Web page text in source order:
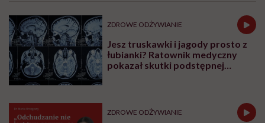
ZDROWE ODŻYWIANIE
Jesz truskawki i jagody prosto z
łubianki? Ratownik medyczny
pokazał skutki podstępnej
ZDROWE ODŻYWIANIE